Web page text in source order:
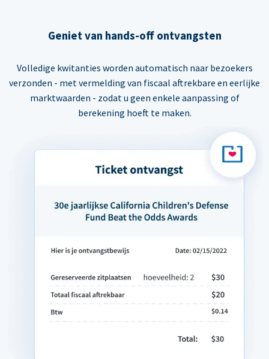
Geniet van hands-off ontvangsten
Volledige kwitanties worden automatisch naar bezoekers
verzonden - met vermelding van fiscaal aftrekbare en eerlijke
marktwaarden - zodat u geen enkele aanpassing of
berekening hoeft te maken.